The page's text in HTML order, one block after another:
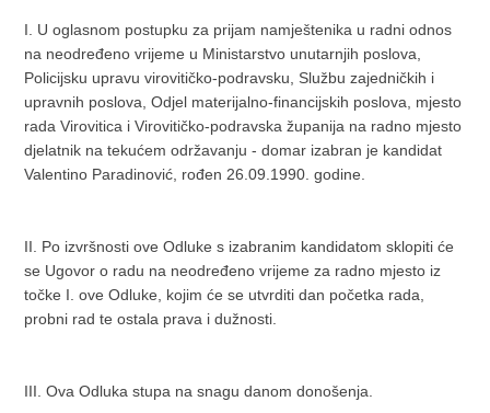
I. U oglasnom postupku za prijam namještenika u radni odnos
na neodređeno vrijeme u Ministarstvo unutarnjih poslova,
Policijsku upravu virovitičko-podravsku, Službu zajedničkih i
upravnih poslova, Odjel materijalno-financijskih poslova, mjesto
rada Virovitica i Virovitičko-podravska županija na radno mjesto
djelatnik na tekućem održavanju - domar izabran je kandidat
Valentino Paradinović, rođen 26.09.1990. godine.
II. Po izvršnosti ove Odluke s izabranim kandidatom sklopiti će
se Ugovor o radu na neodređeno vrijeme za radno mjesto iz
točke I. ove Odluke, kojim će se utvrditi dan početka rada,
probni rad te ostala prava i dužnosti.
III. Ova Odluka stupa na snagu danom donošenja.